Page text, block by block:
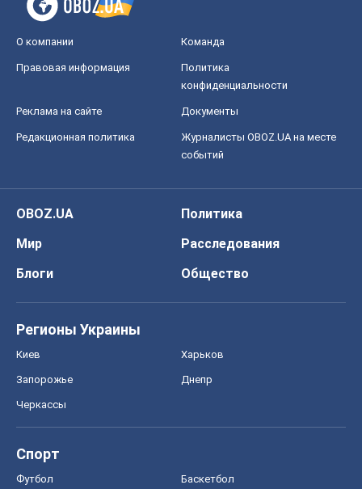
О компании Команда
Правовая информация
Политика
конфиденциальности
Реклама на сайте Документы
Редакционная политика
Журналисты OBOZ.UA на месте
событий
OBOZ.UA
Политика
Мир
Расследования
Блоги
Общество
Регионы Украины
Киев Харьков
Запорожье Днепр
Черкассы
Спорт
Футбол Баскетбол